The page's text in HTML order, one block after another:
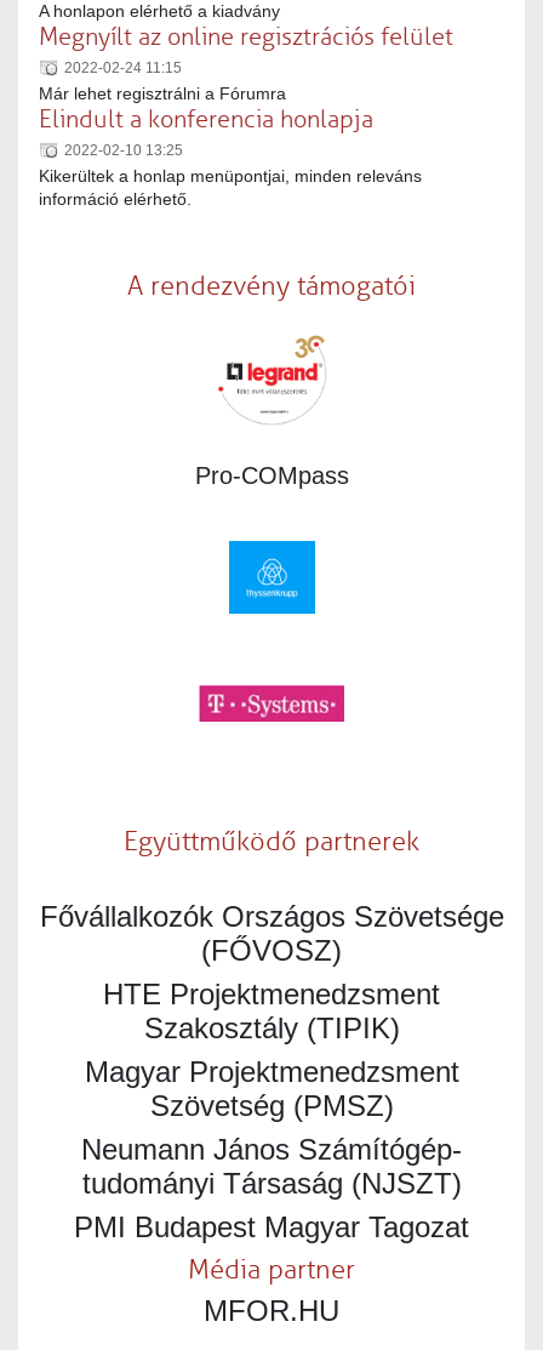
A honlapon elérhető a kiadvány
Megnyílt az online regisztrációs felület
2022-02-24 11:15
Már lehet regisztrálni a Fórumra
Elindult a konferencia honlapja
2022-02-10 13:25
Kikerültek a honlap menüpontjai, minden releváns
információ elérhető.
A rendezvény támogatói
Pro-COMpass
Együttműködő partnerek
Fővállalkozók Országos Szövetsége
(FŐVOSZ)
HTE Projektmenedzsment
Szakosztály (TIPIK)
Magyar Projektmenedzsment
Szövetség (PMSZ)
Neumann János Számítógép-
tudományi Társaság (NJSZT)
PMI Budapest Magyar Tagozat
Média partner
MFOR.HU